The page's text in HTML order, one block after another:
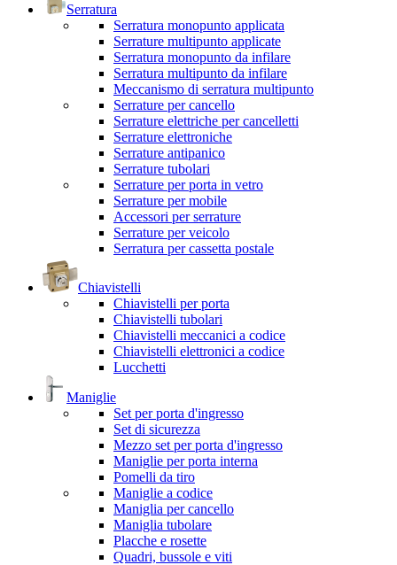
Serratura
Serratura monopunto applicata
Serrature multipunto applicate
Serratura monopunto da infilare
Serratura multipunto da infilare
Meccanismo di serratura multipunto
Serrature per cancello
Serrature elettriche per cancelletti
Serrature elettroniche
Serrature antipanico
Serrature tubolari
Serrature per porta in vetro
Serrature per mobile
Accessori per serrature
Serrature per veicolo
Serratura per cassetta postale
Chiavistelli
Chiavistelli per porta
Chiavistelli tubolari
Chiavistelli meccanici a codice
Chiavistelli elettronici a codice
Lucchetti
Maniglie
Set per porta d'ingresso
Set di sicurezza
Mezzo set per porta d'ingresso
Maniglie per porta interna
Pomelli da tiro
Maniglie a codice
Maniglia per cancello
Maniglia tubolare
Placche e rosette
Quadri, bussole e viti